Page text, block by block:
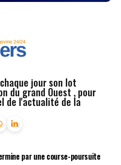
jour son lot
du grand Ouest , pour
de l'actualité de la
par une course-poursuite